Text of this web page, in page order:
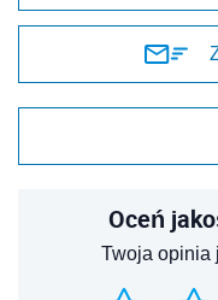
Oceń
Twoja opinia